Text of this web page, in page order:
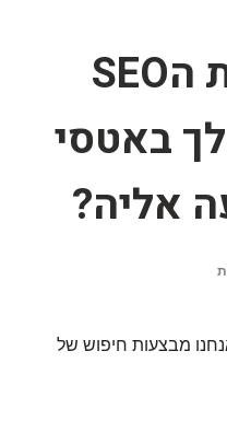
איך לשפר את הSEO
באטסי
אליה?
מבצעות חיפוש של